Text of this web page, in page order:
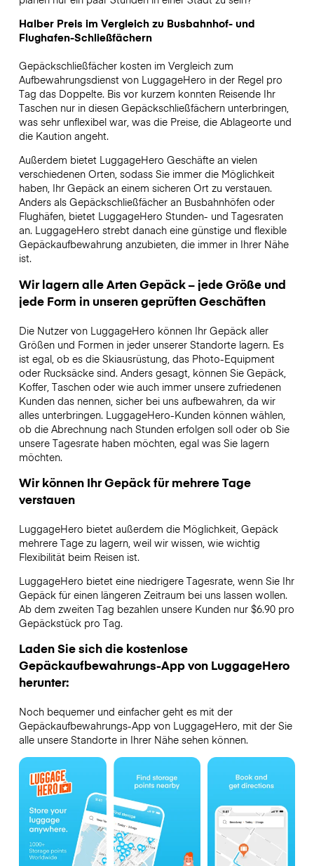
Halber Preis im Vergleich zu Busbahnhof- und
Flughafen-Schließfächern
Gepäckschließfächer kosten im Vergleich zum
Aufbewahrungsdienst von LuggageHero in der Regel pro
Tag das Doppelte. Bis vor kurzem konnten Reisende Ihr
Taschen nur in diesen Gepäckschließfächern unterbringen,
was sehr unflexibel war, was die Preise, die Ablageorte und
die Kaution angeht.
Außerdem bietet LuggageHero Geschäfte an vielen
verschiedenen Orten, sodass Sie immer die Möglichkeit
haben, Ihr Gepäck an einem sicheren Ort zu verstauen.
Anders als Gepäckschließfächer an Busbahnhöfen oder
Flughäfen, bietet LuggageHero Stunden- und Tagesraten
an. LuggageHero strebt danach eine günstige und flexible
Gepäckaufbewahrung anzubieten, die immer in Ihrer Nähe
ist.
Wir lagern alle Arten Gepäck – jede Größe und
jede Form in unseren geprüften Geschäften
Die Nutzer von LuggageHero können Ihr Gepäck aller
Größen und Formen in jeder unserer Standorte lagern. Es
ist egal, ob es die Skiausrüstung, das Photo-Equipment
oder Rucksäcke sind. Anders gesagt, können Sie Gepäck,
Koffer, Taschen oder wie auch immer unsere zufriedenen
Kunden das nennen, sicher bei uns aufbewahren, da wir
alles unterbringen. LuggageHero-Kunden können wählen,
ob die Abrechnung nach Stunden erfolgen soll oder ob Sie
unsere Tagesrate haben möchten, egal was Sie lagern
möchten.
Wir können Ihr Gepäck für mehrere Tage
verstauen
LuggageHero bietet außerdem die Möglichkeit, Gepäck
mehrere Tage zu lagern, weil wir wissen, wie wichtig
Flexibilität beim Reisen ist.
LuggageHero bietet eine niedrigere Tagesrate, wenn Sie Ihr
Gepäck für einen längeren Zeitraum bei uns lassen wollen.
Ab dem zweiten Tag bezahlen unsere Kunden nur $6.90 pro
Gepäckstück pro Tag.
Laden Sie sich die kostenlose
Gepäckaufbewahrungs-App von LuggageHero
herunter:
Noch bequemer und einfacher geht es mit der
Gepäckaufbewahrungs-App von LuggageHero, mit der Sie
alle unsere Standorte in Ihrer Nähe sehen können.